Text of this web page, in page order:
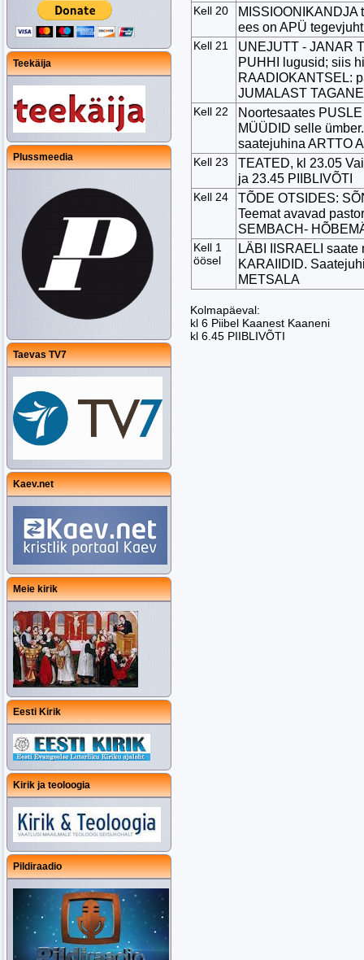
Teekäija
Plussmeedia
Taevas TV7
Kaev.net
Meie kirik
Eesti Kirik
Kirik ja teoloogia
Pildiraadio
Kell 20
MISSIOONIKANDJA
ees on APÜ
Kell 21
UNEJUTT - JANAR
PUHHI lugusid; siis
RAADIOKANTSEL:
JUMALAST
Kell 22
Noortesaates
MÜÜDID selle
saatejuhina ARTTO
Kell 23
TEATED, kl 23.05
ja 23.45 PIIBLIVÕTI
Kell 24
TÕDE OTSIDES:
Teemat avavad
SEMBACH-
Kell 1
öösel
LÄBI IISRAELI
KARAIIDID.
METSALA
Kolmapäeval:
kl 6 Piibel Kaanest Kaaneni
kl 6.45 PIIBLIVÕTI